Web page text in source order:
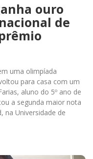
ouro
de
uma olimpíada
para casa com um
aluno do 5º ano de
a segunda maior nota
na Universidade de